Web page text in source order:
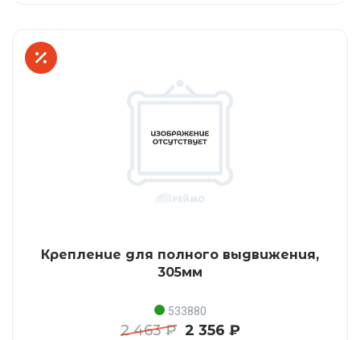
Крепление для полного выдвижения,
305мм
533880
2 463 ₽ 2 356 ₽